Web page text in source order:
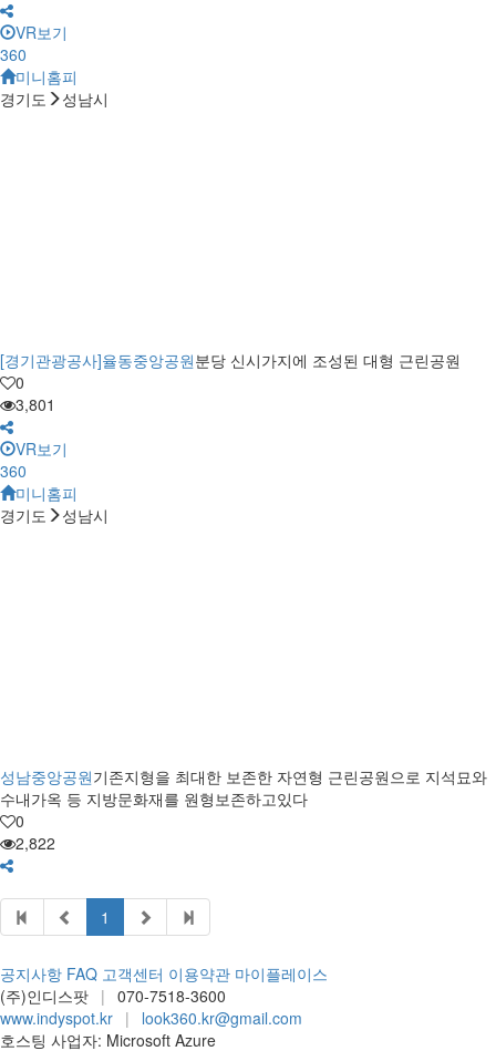
VR보기
360
미니홈피
경기도
성남시
[경기관광공사]율동중앙공원분당 신시가지에 조성된 대형 근린공원
0
3,801
VR보기
360
미니홈피
경기도
성남시
성남중앙공원기존지형을 최대한 보존한 자연형 근린공원으로 지석묘와
수내가옥 등 지방문화재를 원형보존하고있다
0
2,822
1
공지사항 FAQ 고객센터 이용약관 마이플레이스
(주)인디스팟 | 070-7518-3600
www.indyspot.kr |
look360.kr@gmail.com
호스팅 사업자: Microsoft Azure